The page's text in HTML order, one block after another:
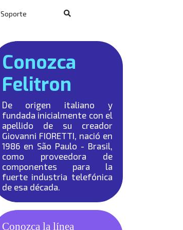
Soporte
Conozca
Felitron
De origen italiano y
fundada inicialmente con el
apellido de su creador
Giovanni FIORETTI, nació en
1986 en São Paulo - Brasil,
como proveedora de
componentes para la
fuerte industria telefónica
de esa década.
Conozca la línea